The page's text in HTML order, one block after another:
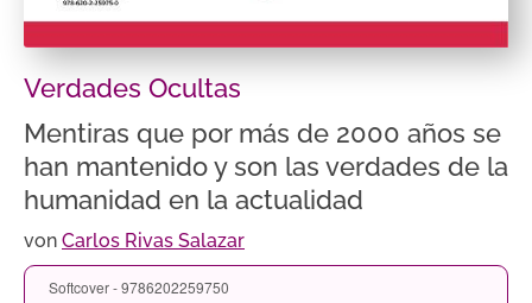
Verdades Ocultas
Mentiras que por más de 2000 años se
han mantenido y son las verdades de la
humanidad en la actualidad
von Carlos Rivas Salazar
Softcover - 9786202259750